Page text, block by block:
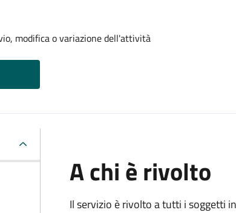
modifica o variazione dell'attività
A chi è rivolto
Il servizio è rivolto a tutti i soggetti